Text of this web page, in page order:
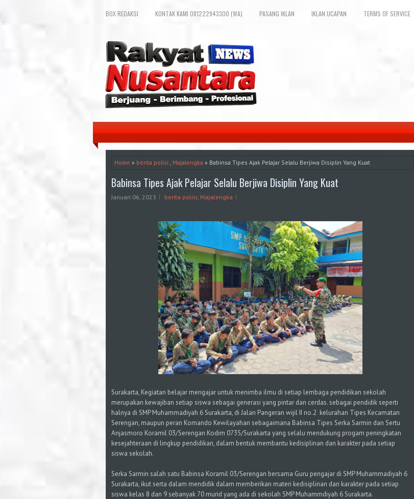
BOX REDAKSI KONTAK KAMI 081222943300 (WA) PASANG IKLAN IKLAN UCAPAN TERMS OF SERVICE
Home » berita polisi , Majalengka » Babinsa Tipes Ajak Pelajar Selalu Berjiwa Disiplin Yang Kuat
Babinsa Tipes Ajak Pelajar Selalu Berjiwa Disiplin Yang Kuat
Januari 06, 2023 berita polisi, Majalengka
Surakarta, Kegiatan belajar mengajar untuk menimba ilmu di setiap lembaga pendidikan sekolah
merupakan kewajiban setiap siswa sebagai generasi yang pintar dan cerdas. sebagai pendidik seperti
halnya di SMP Muhammadiyah 6 Surakarta, di Jalan Pangeran wijil II no.2 kelurahan Tipes Kecamatan
Serengan, maupun peran Komando Kewilayahan sebagaimana Babinsa Tipes Serka Sarmin dan Sertu
Anjasmoro Koramil 03/Serengan Kodim 0735/Surakarta yang selalu mendukung progam peningkatan
kesejahteraan di lingkup pendidikan, dalam bentuk membantu kedisiplinan dan karakter pada setiap
siswa sekolah.
Serka Sarmin salah satu Babinsa Koramil 03/Serengan bersama Guru pengajar di SMP Muhammadiyah 6
Surakarta, ikut serta dalam mendidik dalam memberikan materi kedisiplinan dan karakter pada setiap
siswa kelas 8 dan 9 sebanyak 70 murid yang ada di sekolah SMP Muhammdiyah 6 Surakarta.